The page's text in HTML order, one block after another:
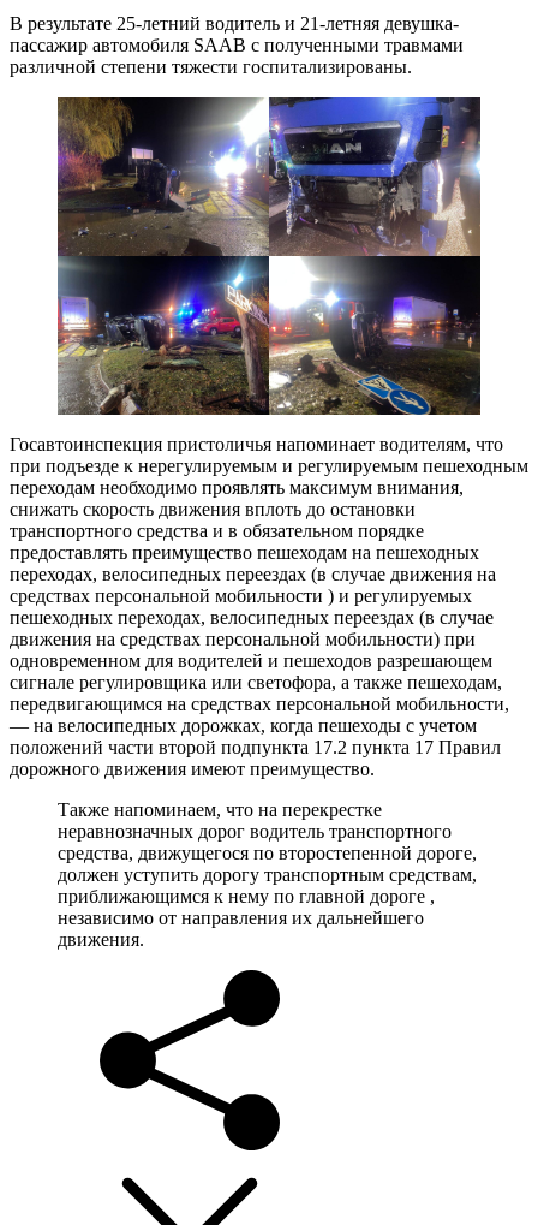
В результате 25-летний водитель и 21-летняя девушка-
пассажир автомобиля SAAB с полученными травмами
различной степени тяжести госпитализированы.
Госавтоинспекция пристоличья напоминает водителям, что
при подъезде к нерегулируемым и регулируемым пешеходным
переходам необходимо проявлять максимум внимания,
снижать скорость движения вплоть до остановки
транспортного средства и в обязательном порядке
предоставлять преимущество пешеходам на пешеходных
переходах, велосипедных переездах (в случае движения на
средствах персональной мобильности ) и регулируемых
пешеходных переходах, велосипедных переездах (в случае
движения на средствах персональной мобильности) при
одновременном для водителей и пешеходов разрешающем
сигнале регулировщика или светофора, а также пешеходам,
передвигающимся на средствах персональной мобильности,
— на велосипедных дорожках, когда пешеходы с учетом
положений части второй подпункта 17.2 пункта 17 Правил
дорожного движения имеют преимущество.
Также напоминаем, что на перекрестке
неравнозначных дорог водитель транспортного
средства, движущегося по второстепенной дороге,
должен уступить дорогу транспортным средствам,
приближающимся к нему по главной дороге ,
независимо от направления их дальнейшего
движения.